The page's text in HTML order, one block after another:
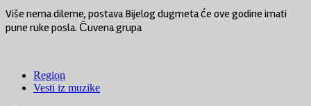
Više nema dileme, postava Bijelog dugmeta će ove godine imati
pune ruke posla. Čuvena grupa
Region
Vesti iz muzike